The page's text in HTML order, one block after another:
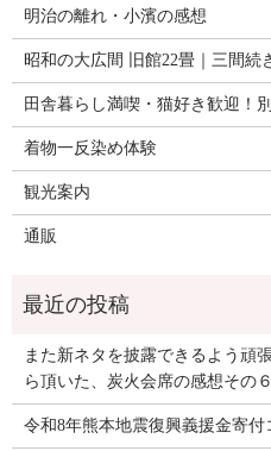
明治の離れ・小濱の感想
昭和の大広間 旧館22畳｜三間続
田舎暮らし満喫・猫好き歓迎！
着物一反染め体験
観光案内
通販
また新ネタを披露できるよう頑
ら頂いた、炭火会席の感想その６
令和8年熊本地震復興義援金寄